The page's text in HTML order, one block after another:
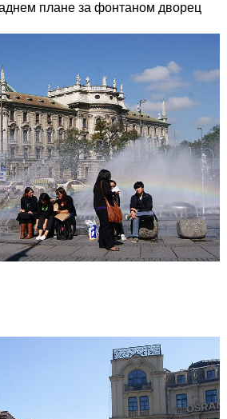
плане за фонтаном дворец